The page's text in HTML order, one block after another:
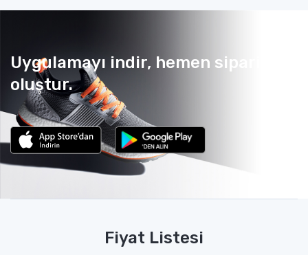
Uygulamayı indir, hemen sipariş
oluştur.
Fiyat Listesi